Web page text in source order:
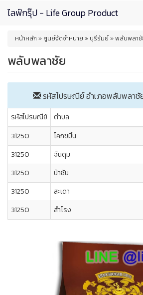
content
ไลฟ์กรุ๊ป - Life Group Product
You
here
หน้าหลัก » ศูนย์จัดจำหน่าย » บุรีรัมย์»พลับพลา
พลับพลาชัย
รหัสไปรษณีย์ อำเภอพลับพลาชั
รหัสไปรษณีย์
ตำบล
31250
โคกขมิ้น
31250
จันดุม
31250
ป่าชัน
31250
สะเดา
31250
สำโรง